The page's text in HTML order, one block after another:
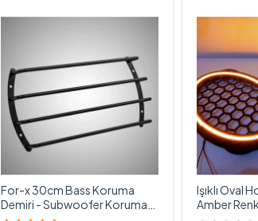
For-x 30cm Bass Koruma
Demiri - Subwoofer Koruma
Işıklı Oval
Amber